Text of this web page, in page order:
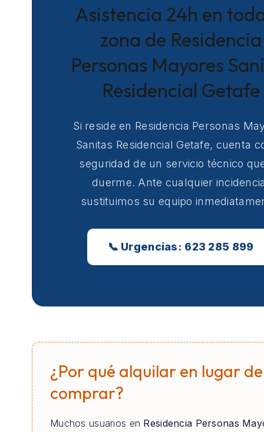
Asistencia 24h en
zona de Residencia
Personas Mayores
Residencial Getafe
Si reside en Residencia Personas
Sanitas Residencial Getafe, cuenta
seguridad de un servicio técnico
duerme. Ante cualquier
sustituimos su equipo
📞 Urgencias: 623 285 899
¿Por qué alquilar en lugar de
comprar?
Muchos usuarios en Residencia Personas